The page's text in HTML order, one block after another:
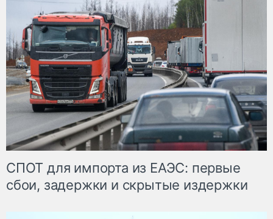
СПОТ для импорта из ЕАЭС: первые
сбои, задержки и скрытые издержки